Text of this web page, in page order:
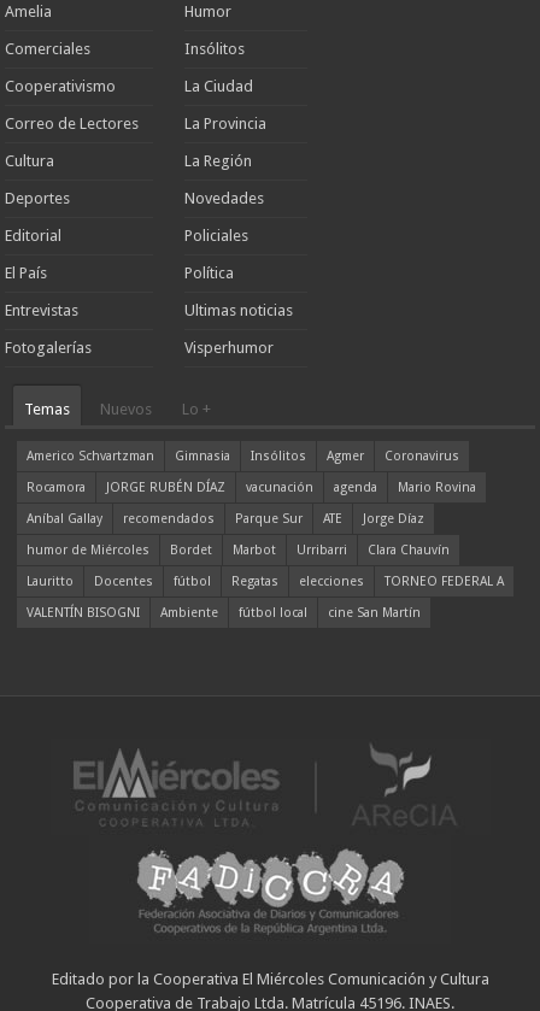
Amelia
Comerciales
Cooperativismo
Correo de Lectores
Cultura
Deportes
Editorial
El País
Entrevistas
Fotogalerías
Humor
Insólitos
La Ciudad
La Provincia
La Región
Novedades
Policiales
Política
Ultimas noticias
Visperhumor
Temas Nuevos Lo +
Americo Schvartzman Gimnasia Insólitos Agmer
Coronavirus
Rocamora
JORGE RUBÉN DÍAZ vacunación agenda
Mario Rovina
Aníbal Gallay
recomendados Parque Sur ATE
Jorge Díaz
humor de Miércoles
Bordet Marbot Urribarri
Clara Chauvín
Lauritto
Docentes fútbol Regatas elecciones
TORNEO FEDERAL A
VALENTÍN BISOGNI
Ambiente fútbol local cine San Martín
Editado por la Cooperativa El Miércoles Comunicación y Cultura
Cooperativa de Trabajo Ltda. Matrícula 45196. INAES.